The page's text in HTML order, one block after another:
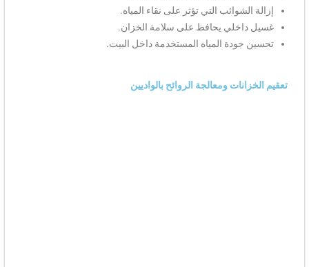
إزالة الشوائب التي تؤثر على نقاء المياه.
غسيل داخلي يحافظ على سلامة الخزان.
تحسين جودة المياه المستخدمة داخل البيت.
تعقيم الخزانات ومعالجة الروائح بالواديين